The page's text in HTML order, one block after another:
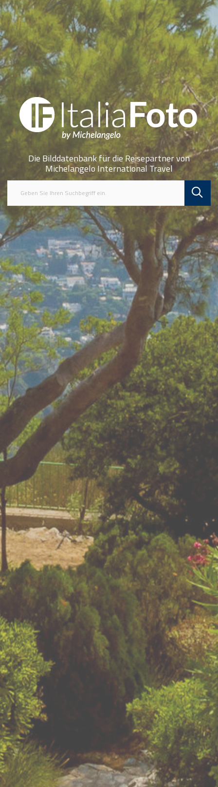
Die Bilddatenbank für die Reisepartner von
Michelangelo International Travel